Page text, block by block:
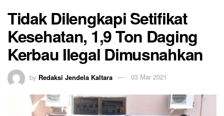
Tidak Dilengkapi Setifikat
Kesehatan, 1,9 Ton Daging
Kerbau Ilegal Dimusnahkan
by Redaksi Jendela Kaltara 03 Mar 2021